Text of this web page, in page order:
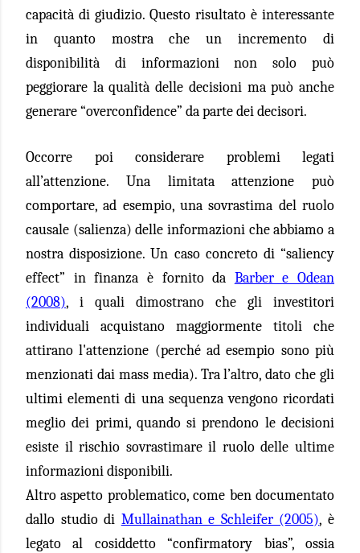
capacità di giudizio. Questo risultato è interessante
in quanto mostra che un incremento di
disponibilità di informazioni non solo può
peggiorare la qualità delle decisioni ma può anche
generare “overconfidence” da parte dei decisori.
Occorre poi considerare problemi legati
all’attenzione. Una limitata attenzione può
comportare, ad esempio, una sovrastima del ruolo
causale (salienza) delle informazioni che abbiamo a
nostra disposizione. Un caso concreto di “saliency
effect” in finanza è fornito da Barber e Odean
(2008), i quali dimostrano che gli investitori
individuali acquistano maggiormente titoli che
attirano l'attenzione (perché ad esempio sono più
menzionati dai mass media). Tra l’altro, dato che gli
ultimi elementi di una sequenza vengono ricordati
meglio dei primi, quando si prendono le decisioni
esiste il rischio sovrastimare il ruolo delle ultime
informazioni disponibili.
Altro aspetto problematico, come ben documentato
dallo studio di Mullainathan e Schleifer (2005), è
legato al cosiddetto “confirmatory bias”, ossia